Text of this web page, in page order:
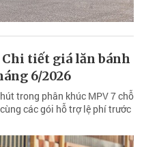
Chi tiết giá lăn bánh
6/2026
trong phân khúc MPV 7 chỗ
các gói hỗ trợ lệ phí trước